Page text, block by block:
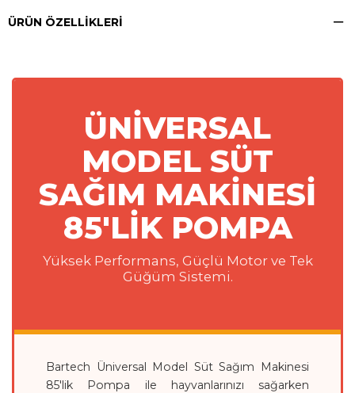
ÜRÜN ÖZELLIKLERI
ÜNİVERSAL
MODEL SÜT
SAĞIM MAKİNESİ
85'LİK POMPA
Yüksek Performans, Güçlü Motor ve Tek
Güğüm Sistemi.
Bartech Üniversal Model Süt Sağım Makinesi
85'lik Pompa ile hayvanlarınızı sağarken